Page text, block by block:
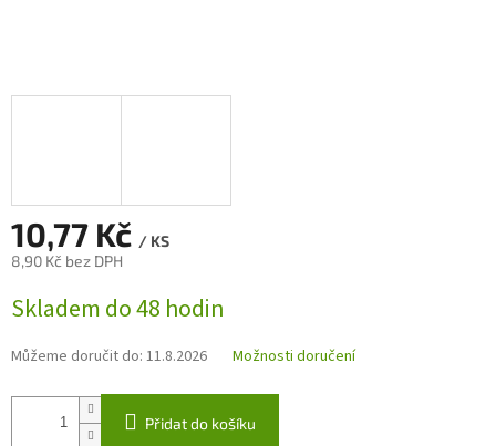
10,77 Kč / KS
8,90 Kč bez DPH
cena:
Skladem do 48 hodin
Můžeme doručit do: 11.8.2026 Možnosti doručení
Přidat do košíku